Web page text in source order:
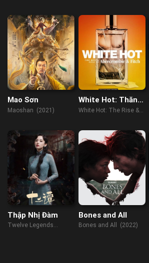
Mao Sơn
Maoshan (2021)
White Hot: Thăng
trầm của
Fitch
White Hot: The Rise &
Fitch (2022)
Thập Nhị Đàm
Twelve Legends
Bones and All
Bones and All (2022)